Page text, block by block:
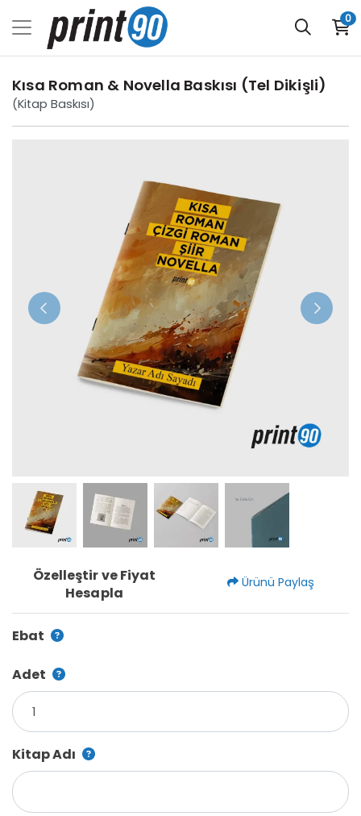
0
Kısa Roman & Novella Baskısı (Tel Dikişli)
(Kitap Baskısı)
Özelleştir ve Fiyat
Hesapla
Ürünü Paylaş
Ebat
Adet
Kitap Adı